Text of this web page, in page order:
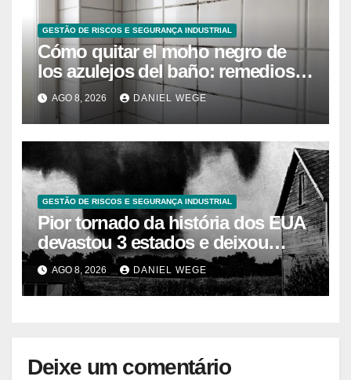
GESTÃO DE RISCOS E SEGURANÇA INDUSTRIAL
Cómo quitar el moho negro de
los azulejos del baño: remedios
caseros efectivos
AGO 8, 2026 DANIEL WEGE
GESTÃO DE RISCOS E SEGURANÇA INDUSTRIAL
Pior tornado da história dos EUA
devastou 3 estados e deixou
centenas de mortos
AGO 8, 2026 DANIEL WEGE
Deixe um comentário